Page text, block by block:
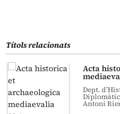
Títols relacionats
Acta
Dept.
Antoni